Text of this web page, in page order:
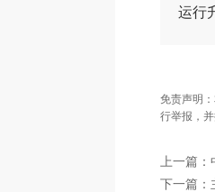
运行
免责声明
行举报，
上一篇：
下一篇：